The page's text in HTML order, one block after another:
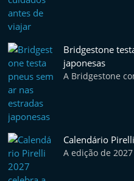
Bridgestone
japonesas
A Bridgestone
Calendário
A edição de